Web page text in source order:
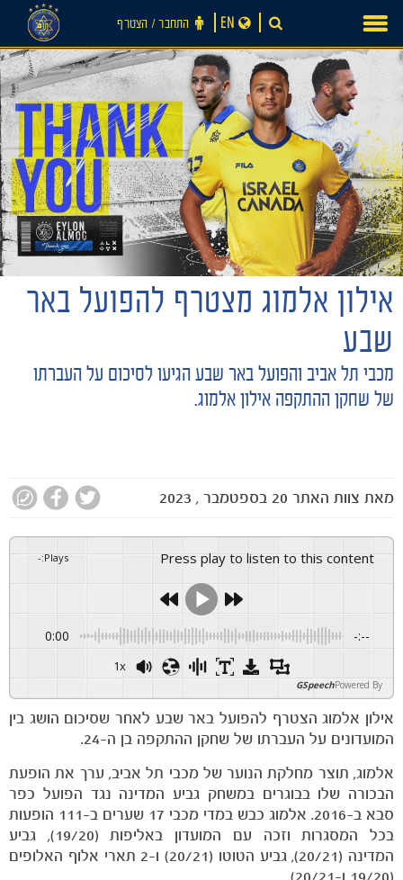
חדשות
הקבוצות
content
התחבר ‪/‬ הצטרף EN
אילון אלמוג מצטרף להפועל באר
שבע
מכבי תל אביב והפועל באר שבע הגיעו לסיכום על העברתו
של שחקן ההתקפה אילון אלמוג.
מאת צוות האתר 20 בספטמבר , 2023
Press play to listen to this content
Plays
:
-
0:00 -:--
1x
Powered By
GSpeech
אילון אלמוג הצטרף להפועל באר שבע לאחר שסיכום הושג בין
המועדונים על העברתו של שחקן ההתקפה בן ה-24.
אלמוג, תוצר מחלקת הנוער של מכבי תל אביב, ערך את הופעת
הבכורה שלו בבוגרים במשחק גביע המדינה נגד הפועל כפר
סבא ב-2016. אלמוג כבש במדי מכבי 17 שערים ב-111 הופעות
בכל המסגרות וזכה עם המועדון באליפות (19/20), גביע
המדינה (20/21), גביע הטוטו (20/21) ו-2 תארי אלוף האלופים
(19/20 ו-20/21).